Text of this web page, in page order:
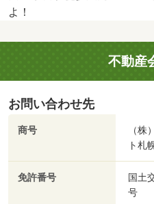
よ！
不動産
お問い合わせ先
商号
（
ト札
免許番号
国土
号